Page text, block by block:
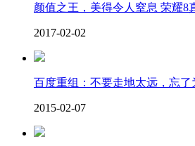
颜值之王，美得令人窒息 荣耀8
2017-02-02
百度重组：不要走地太远，忘了
2015-02-07